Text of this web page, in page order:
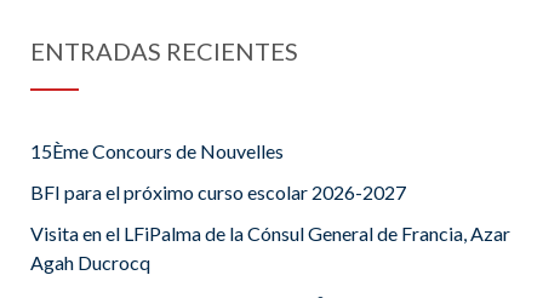
ENTRADAS RECIENTES
15Ème Concours de Nouvelles
BFI para el próximo curso escolar 2026-2027
Visita en el LFiPalma de la Cónsul General de Francia, Azar
Agah Ducrocq